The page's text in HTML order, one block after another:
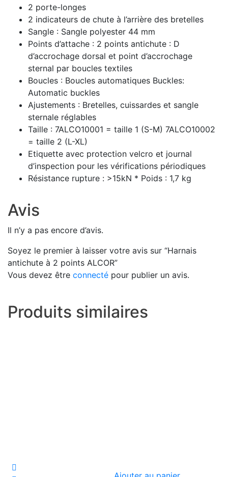
2 porte-longes
2 indicateurs de chute à l’arrière des bretelles
Sangle : Sangle polyester 44 mm
Points d’attache : 2 points antichute : D
d’accrochage dorsal et point d’accrochage
sternal par boucles textiles
Boucles : Boucles automatiques Buckles:
Automatic buckles
Ajustements : Bretelles, cuissardes et sangle
sternale réglables
Taille : 7ALCO10001 = taille 1 (S-M) 7ALCO10002
= taille 2 (L-XL)
Etiquette avec protection velcro et journal
d’inspection pour les vérifications périodiques
Résistance rupture : >15kN * Poids : 1,7 kg
Avis
Il n’y a pas encore d’avis.
Soyez le premier à laisser votre avis sur “Harnais
antichute à 2 points ALCOR”
Vous devez être connecté pour publier un avis.
Produits similaires